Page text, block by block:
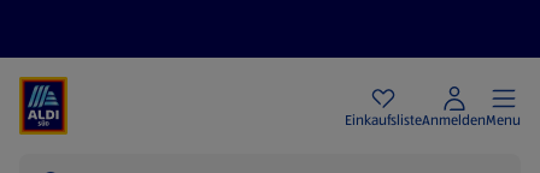
EinkaufslisteAnmeldenMenu